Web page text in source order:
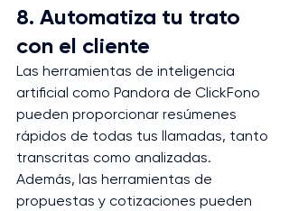
8. Automatiza tu trato
con el cliente
Las herramientas de inteligencia
artificial como Pandora de ClickFono
pueden proporcionar resúmenes
rápidos de todas tus llamadas, tanto
transcritas como analizadas.
Además, las herramientas de
propuestas y cotizaciones pueden